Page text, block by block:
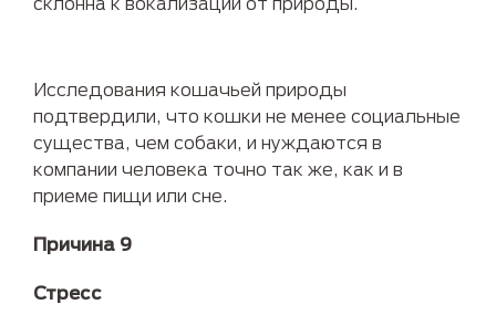
Исследования кошачьей природы
подтвердили, что кошки не менее социальные
существа, чем собаки, и нуждаются в
компании человека точно так же, как и в
приеме пищи или сне.
Причина 9
Стресс